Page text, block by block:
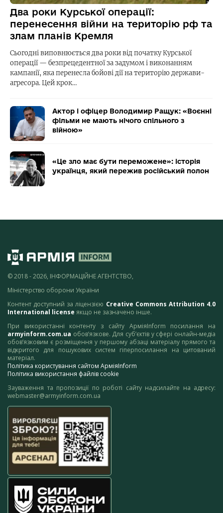
Два роки Курської операції:
перенесення війни на територію рф та
злам планів Кремля
Сьогодні виповнюється два роки від початку Курської
операції — безпрецедентної за задумом і виконанням
кампанії, яка перенесла бойові дії на територію держави-
агресора. Цей крок…
Актор і офіцер Володимир Ращук: «Воєнні
фільми не мають нічого спільного з
війною»
«Це зло має бути переможене»: історія
українця, який пережив російський полон
© 2018 - 2026, ІНФОРМАЦІЙНЕ АГЕНТСТВО,
Міністерство оборони України
Контент доступний за ліцензією Creative Commons Attribution 4.0
International license якщо не зазначено інше.
При використанні контенту з сайту АрміяInform посилання на
armyinform.com.ua обов’язкове. Для суб’єктів у сфері онлайн-медіа
обов’язковим є розміщення у першому абзаці матеріалу прямого та
відкритого для пошукових систем гіперпосилання на цитований
матеріал.
Політика користування сайтом АрміяInform
Політика використання файлів cookie
Зауваження та пропозиції по роботі сайту надсилайте на адресу:
webmaster@armyinform.com.ua